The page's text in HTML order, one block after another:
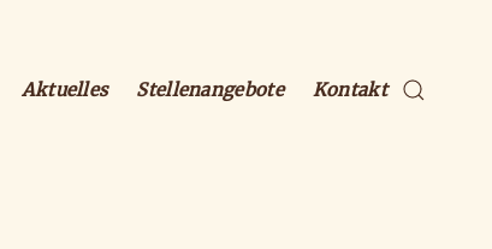
Aktuelles Stellenangebote Kontakt